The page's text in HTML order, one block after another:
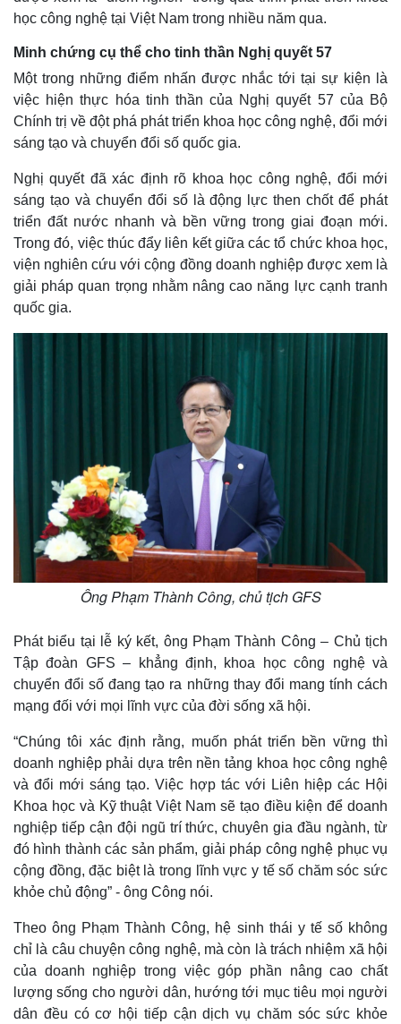
Quân sự - Quốc phòng
Vũ khí
Việt Nam
Phân tích
học công nghệ tại Việt Nam trong nhiều năm qua.
Minh chứng cụ thể cho tinh thần Nghị quyết 57
Một trong những điểm nhấn được nhắc tới tại sự kiện là
việc hiện thực hóa tinh thần của Nghị quyết 57 của Bộ
Chính trị về đột phá phát triển khoa học công nghệ, đổi mới
sáng tạo và chuyển đổi số quốc gia.
Nghị quyết đã xác định rõ khoa học công nghệ, đổi mới
sáng tạo và chuyển đổi số là động lực then chốt để phát
triển đất nước nhanh và bền vững trong giai đoạn mới.
Trong đó, việc thúc đẩy liên kết giữa các tổ chức khoa học,
viện nghiên cứu với cộng đồng doanh nghiệp được xem là
giải pháp quan trọng nhằm nâng cao năng lực cạnh tranh
quốc gia.
Ông Phạm Thành Công, chủ tịch GFS
Phát biểu tại lễ ký kết, ông Phạm Thành Công – Chủ tịch
Tập đoàn GFS – khẳng định, khoa học công nghệ và
chuyển đổi số đang tạo ra những thay đổi mang tính cách
mạng đối với mọi lĩnh vực của đời sống xã hội.
“Chúng tôi xác định rằng, muốn phát triển bền vững thì
doanh nghiệp phải dựa trên nền tảng khoa học công nghệ
và đổi mới sáng tạo. Việc hợp tác với Liên hiệp các Hội
Khoa học và Kỹ thuật Việt Nam sẽ tạo điều kiện để doanh
nghiệp tiếp cận đội ngũ trí thức, chuyên gia đầu ngành, từ
đó hình thành các sản phẩm, giải pháp công nghệ phục vụ
cộng đồng, đặc biệt là trong lĩnh vực y tế số chăm sóc sức
khỏe chủ động” - ông Công nói.
Theo ông Phạm Thành Công, hệ sinh thái y tế số không
chỉ là câu chuyện công nghệ, mà còn là trách nhiệm xã hội
của doanh nghiệp trong việc góp phần nâng cao chất
lượng sống cho người dân, hướng tới mục tiêu mọi người
dân đều có cơ hội tiếp cận dịch vụ chăm sóc sức khỏe